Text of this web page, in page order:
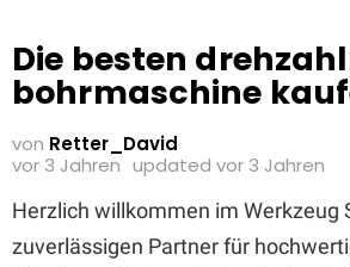
Die besten
bohrmaschine
von Retter_David
vor 3 Jahren updated vor 3 Jahren
Herzlich willkommen im Werkzeug
zuverlässigen Partner für